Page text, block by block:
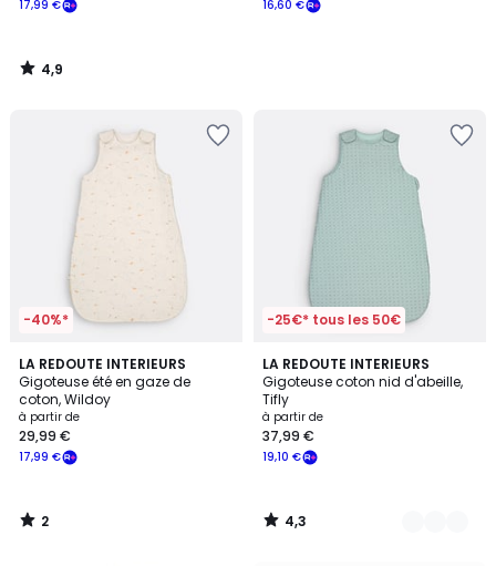
17,99 €
4,9
/
16,60 €
-40%*
LA REDOUTE INTERIEURS
Gigoteuse été en gaze de
coton, Wildoy
à partir de
17,99 €
29,99 €
2
/
5
2
/
-25€* tous les 50€
LA REDOUTE INTERIEURS
Gigoteuse coton nid d'abeille,
Tifly
à partir de
19,10 €
37,99 €
4,3
/ 5
2
Couleurs
4,3
/